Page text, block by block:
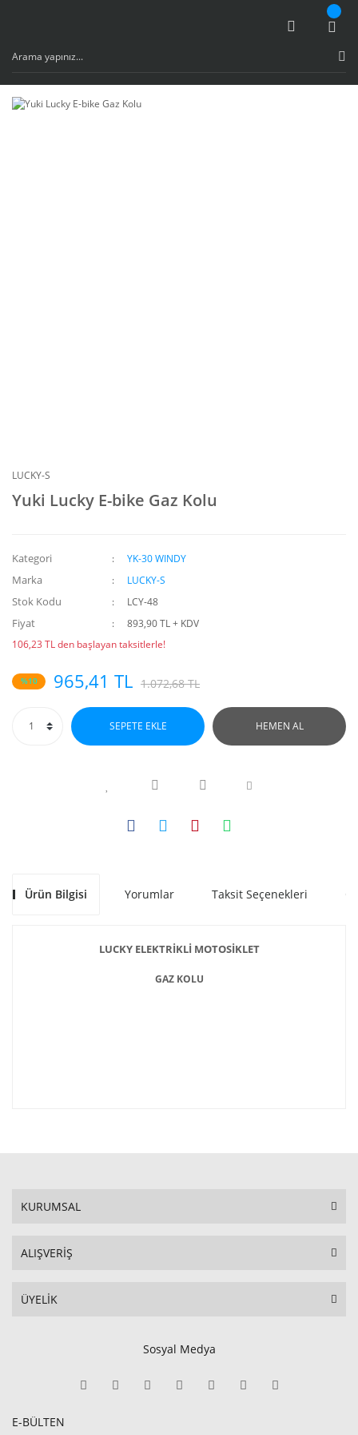
LUCKY-S
Yuki Lucky E-bike Gaz Kolu
Kategori YK-30 WINDY
Marka LUCKY-S
Stok Kodu LCY-48
Fiyat
893,90 TL + KDV
106,23 TL den başlayan taksitlerle!
%10 965,41 TL 1.072,68 TL
SEPETE EKLE HEMEN AL
Ürün Bilgisi Yorumlar Taksit Seçenekleri
LUCKY ELEKTRİKLİ MOTOSİKLET
GAZ KOLU
KURUMSAL
ALIŞVERİŞ
ÜYELİK
Sosyal Medya
E-BÜLTEN